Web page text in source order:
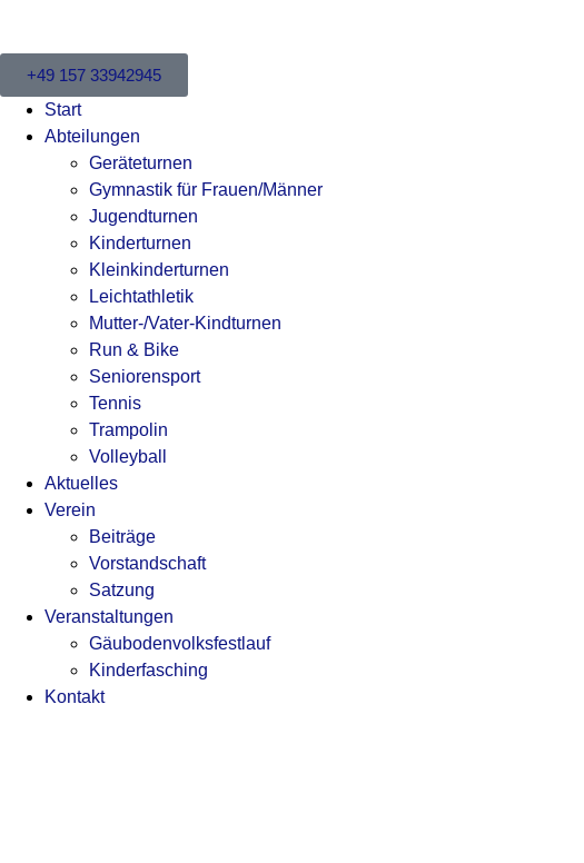
+49 157 33942945
Start
Abteilungen
Geräteturnen
Gymnastik für Frauen/Männer
Jugendturnen
Kinderturnen
Kleinkinderturnen
Leichtathletik
Mutter-/Vater-Kindturnen
Run & Bike
Seniorensport
Tennis
Trampolin
Volleyball
Aktuelles
Verein
Beiträge
Vorstandschaft
Satzung
Veranstaltungen
Gäubodenvolksfestlauf
Kinderfasching
Kontakt